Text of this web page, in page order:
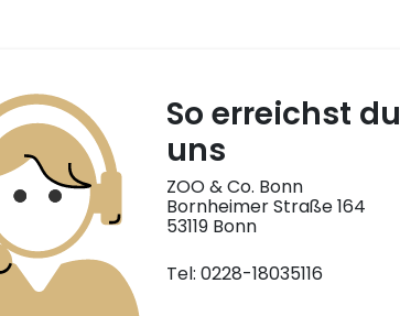
So erreichst du
uns
ZOO & Co. Bonn
Bornheimer Straße 164
53119 Bonn
Tel: 0228-18035116